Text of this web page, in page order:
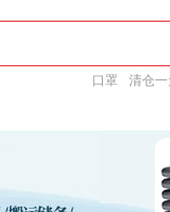
口罩 清仓